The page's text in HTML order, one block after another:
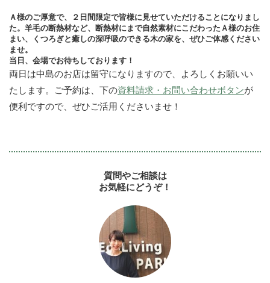
Ａ様のご厚意で、２日間限定で皆様に見せていただけることになりまし
た。羊毛の断熱材など、断熱材にまで自然素材にこだわったＡ様のお住
まい、くつろぎと癒しの深呼吸のできる木の家を、ぜひご体感ください
ませ。
当日、会場でお待ちしております！
両日は中島のお店は留守になりますので、よろしくお願いい
たします。ご予約は、下の資料請求・お問い合わせボタンが
便利ですので、ぜひご活用くださいませ！
質問やご相談は
お気軽にどうぞ！